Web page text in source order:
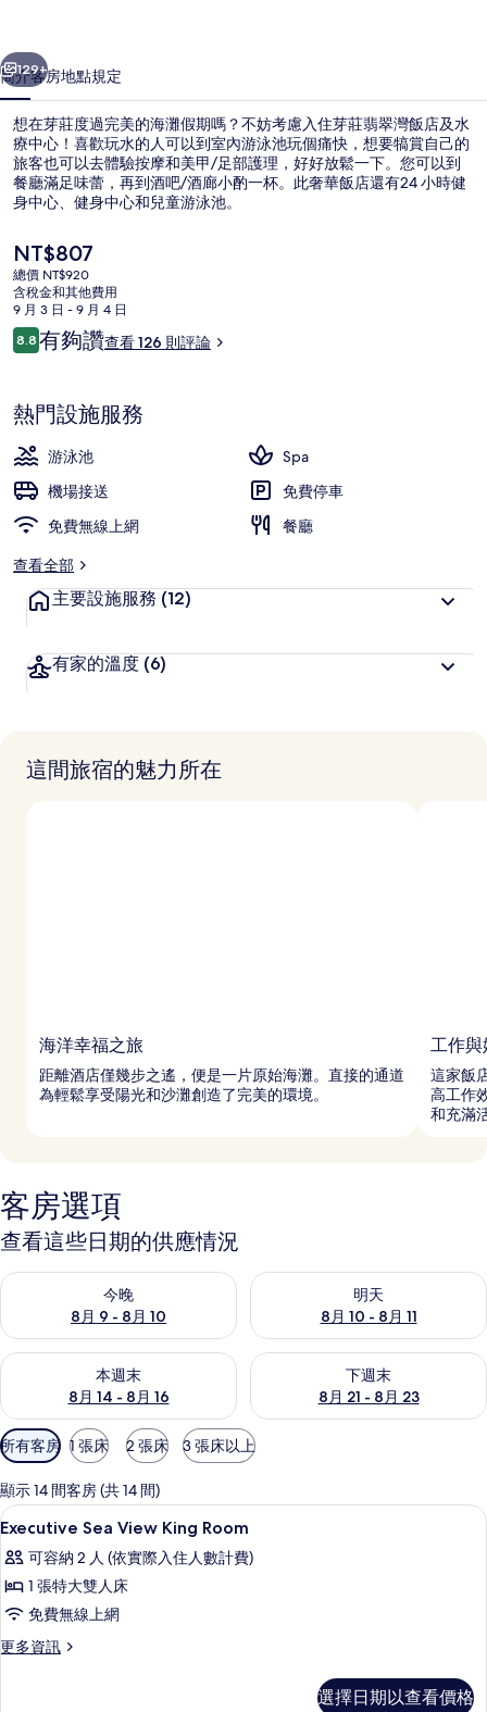
及
水
療
中
心
的
相
片
集
個 下一個
129+
簡介客房地點規定
想在芽莊度過完美的海灘假期嗎？不妨考慮入住芽莊翡翠灣飯店及水
療中心！喜歡玩水的人可以到室內游泳池玩個痛快，想要犒賞自己的
旅客也可以去體驗按摩和美甲/足部護理，好好放鬆一下。您可以到
餐廳滿足味蕾，再到酒吧/酒廊小酌一杯。此奢華飯店還有24 小時健
身中心、健身中心和兒童游泳池。
目
前
的
價
格
是
NT$807
總價 NT$920
含稅金和其他費用
9 月 3 日 - 9 月 4 日
評
論
8.88.8 分，滿分 10 分，
有夠讚查看 126 則評論
熱門設施服務
游泳池
Spa
機場接送
免費停車
免費無線上網
餐廳
查看全部
主要設施服務 (12)
有家的溫度 (6)
這間旅宿的魅力所在
海洋幸福之旅
距離酒店僅幾步之遙，便是一片原始海灘。直接的通道
為輕鬆享受陽光和沙灘創造了完美的環境。
工作
這家飯
高工作
和充滿
客房選項
查看這些日期的供應情況
今晚
8月 9 - 8月 10
查看今晚 (8月 9 - 8月 10) 的供應情況
明天
8月 10 - 8月 11
查看明天 (8月 10 - 8月 11) 的
本週末
8月 14 - 8月 16
查看本週末 (8月 14 - 8月 16) 的供應情況
下週末
8月 21 - 8月 23
查看下週末 (8月 21 - 8月 23)
可
用
的
客
房
篩
選
條
所有客房 1 張床 2 張床 3 張床以上
顯示 14 間客房 (共 14 間)
顯
示
Executive
Sea
View
King
迷你吧、客房內保險箱、書桌、筆電
9
Executive Sea View King Room
可容納 2 人 (依實際入住人數計費)
1 張特大雙人床
免費無線上網
更多資訊
更
選擇日期以查看價格